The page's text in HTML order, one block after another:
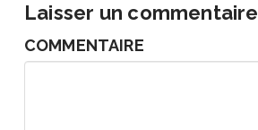
Laisser un commentaire
COMMENTAIRE